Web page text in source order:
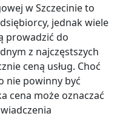
w Szczecinie to
jednak wiele
prowadzić do
z najczęstszych
ceną usług. Choć
nie powinny być
cena może oznaczać